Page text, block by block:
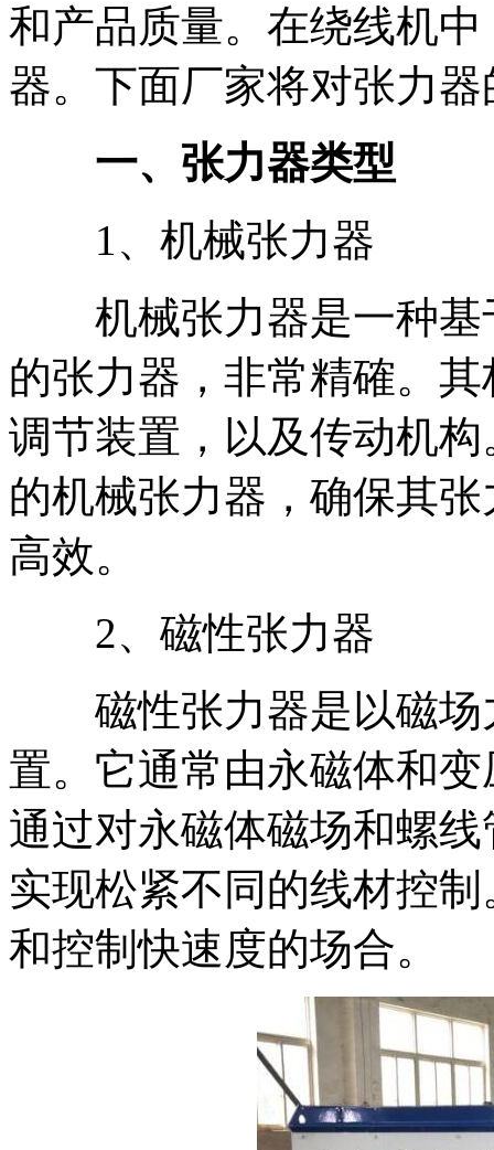
和产品质量。在绕线机
器。下面厂家将对张力
一、张力器类型
1、机械张力器
机械张力器是一种基
的张力器，非常精確。
调节装置，以及传动机
的机械张力器，确保其
高效。
2、磁性张力器
磁性张力器是以磁场
置。它通常由永磁体和
通过对永磁体磁场和螺
实现松紧不同的线材控
和控制快速度的场合。